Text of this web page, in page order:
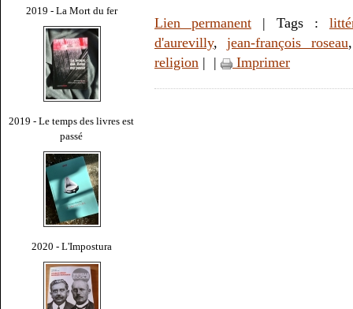
2019 - La Mort du fer
2019 - Le temps des livres est
passé
2020 - L'Impostura
Lien permanent | Tags :
d'aurevilly,jean-françois roseau
religion | | Imprimer